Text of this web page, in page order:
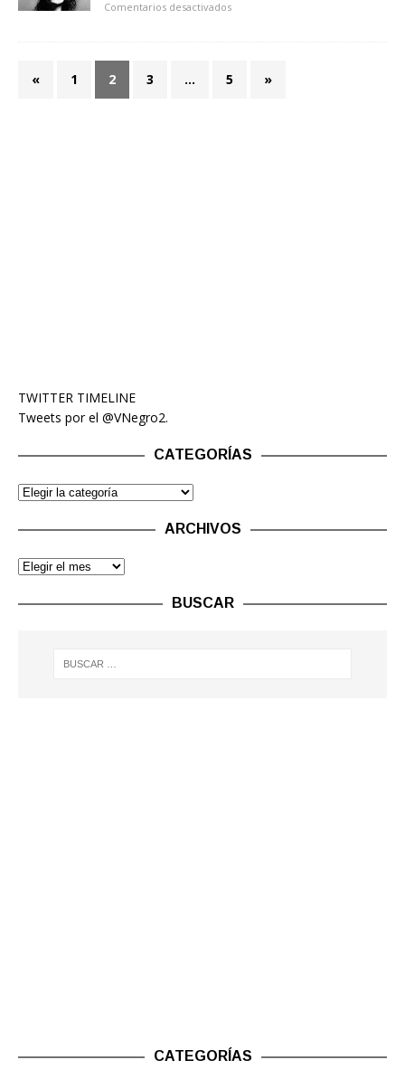
Comentarios desactivados
« 1 2 3 … 5 »
TWITTER TIMELINE
Tweets por el @VNegro2.
CATEGORÍAS
ARCHIVOS
BUSCAR
CATEGORÍAS